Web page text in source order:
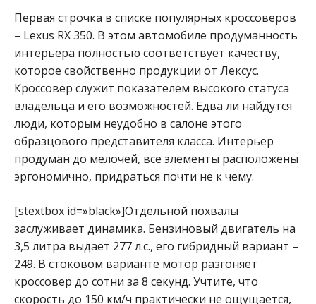
Первая строчка в списке популярных кроссоверов
– Lexus RX 350. В этом автомобиле продуманность
интерьера полностью соответствует качеству,
которое свойственно продукции от Лексус.
Кроссовер служит показателем высокого статуса
владельца и его возможностей. Едва ли найдутся
люди, которым неудобно в салоне этого
образцового представителя класса. Интерьер
продуман до мелочей, все элементы расположены
эргономично, придраться почти не к чему.
[stextbox id=»black»]Отдельной похвалы
заслуживает динамика. Бензиновый двигатель на
3,5 литра выдает 277 л.с., его гибридный вариант –
249. В стоковом варианте мотор разгоняет
кроссовер до сотни за 8 секунд. Учтите, что
скорость до 150 км/ч практически не ощущается,